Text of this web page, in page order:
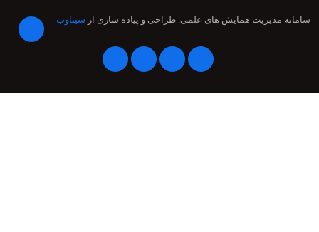
سامانه مدیریت همایش های علمی. طراحی و پیاده سازی از سیناوب